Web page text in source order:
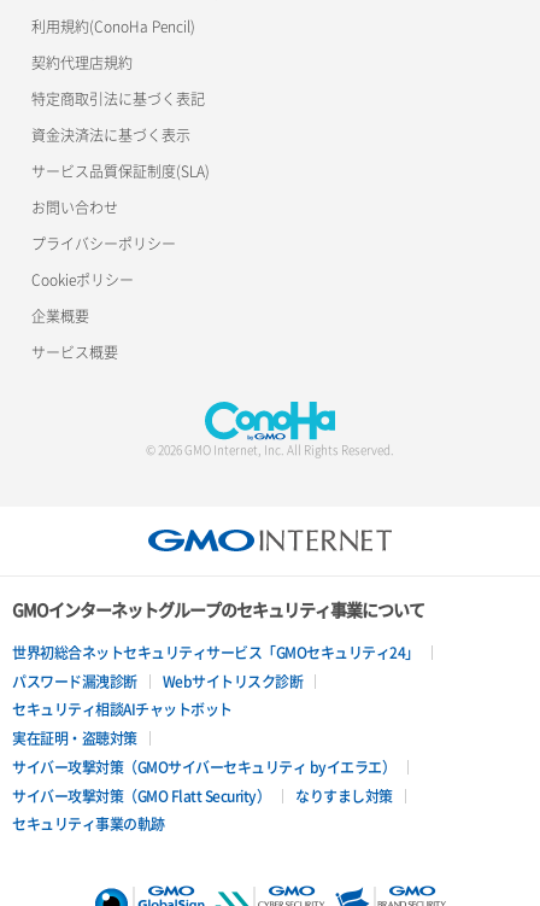
一時的Web公開
公開API(ConoHa VPS Ver.2.0)
利用規約(ConoHa Pencil)
契約代理店規約
特定商取引法に基づく表記
資金決済法に基づく表示
サービス品質保証制度(SLA)
お問い合わせ
プライバシーポリシー
Cookieポリシー
企業概要
サービス概要
© 2026 GMO Internet, Inc. All Rights Reserved.
GMOインターネットグループのセキュリティ事業について
世界初総合ネットセキュリティサービス「GMOセキュリティ24」
パスワード漏洩診断
Webサイトリスク診断
セキュリティ相談AIチャットボット
実在証明・盗聴対策
サイバー攻撃対策（GMOサイバーセキュリティ byイエラエ）
サイバー攻撃対策（GMO Flatt Security）
なりすまし対策
セキュリティ事業の軌跡